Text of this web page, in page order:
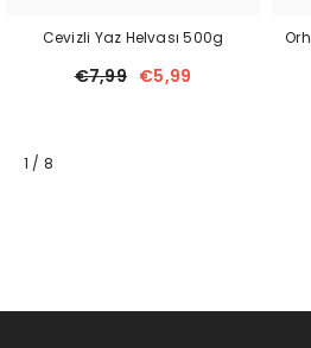
Cevizli Yaz Helvası 500g
€7,99 €5,99
1 / von
8